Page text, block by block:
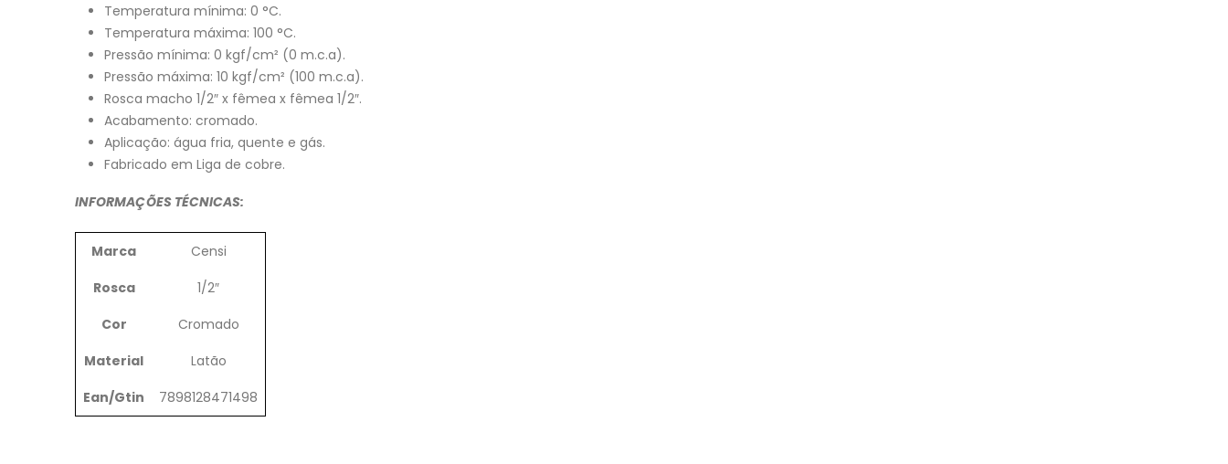
Temperatura mínima: 0 °C.
Temperatura máxima: 100 °C.
Pressão mínima: 0 kgf/cm² (0 m.c.a).
Pressão máxima: 10 kgf/cm² (100 m.c.a).
Rosca macho 1/2″ x fêmea x fêmea 1/2″.
Acabamento: cromado.
Aplicação: água fria, quente e gás.
Fabricado em Liga de cobre.
INFORMAÇÕES TÉCNICAS:
Marca
Censi
Rosca
1/2″
Cor
Cromado
Material
Latão
Ean/Gtin
7898128471498